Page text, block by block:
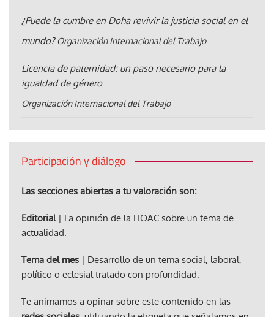
¿Puede la cumbre en Doha revivir la justicia social en el
mundo? Organización Internacional del Trabajo
Licencia de paternidad: un paso necesario para la
igualdad de género
Organización Internacional del Trabajo
Participación y diálogo
Las secciones abiertas a tu valoración son:
Editorial| La opinión de la HOAC sobre un tema de
actualidad.
Tema del mes | Desarrollo de un tema social, laboral,
político o eclesial tratado con profundidad.
Te animamos a opinar sobre este contenido en las